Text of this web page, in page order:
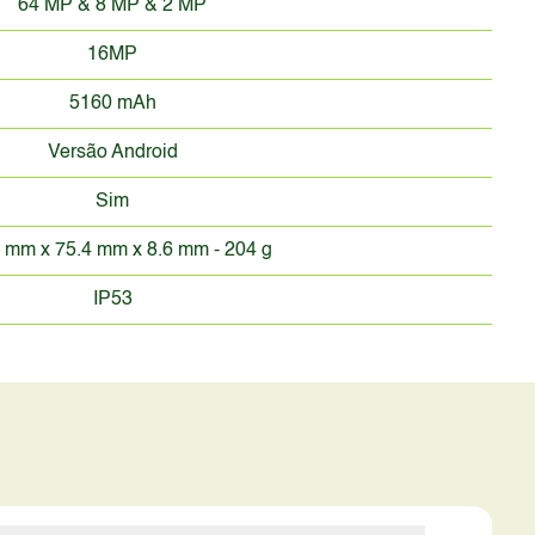
64 MP & 8 MP & 2 MP
16MP
5160 mAh
Versão Android
Sim
mm x 75.4 mm x 8.6 mm - 204 g
IP53